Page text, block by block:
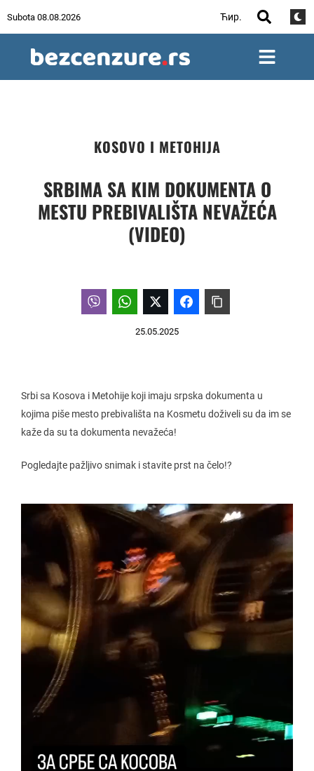
Subota 08.08.2026 Ћир.
KOSOVO I METOHIJA
SRBIMA SA KIM DOKUMENTA O
MESTU PREBIVALIŠTA NEVAŽEĆA
(VIDEO)
25.05.2025
Srbi sa Kosova i Metohije koji imaju srpska dokumenta u
kojima piše mesto prebivališta na Kosmetu doživeli su da im se
kaže da su ta dokumenta nevažeća!
Pogledajte pažljivo snimak i stavite prst na čelo!?